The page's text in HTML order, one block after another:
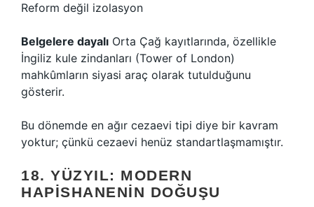
Reform değil izolasyon
Belgelere dayalı Orta Çağ kayıtlarında, özellikle
İngiliz kule zindanları (Tower of London)
mahkûmların siyasi araç olarak tutulduğunu
gösterir.
Bu dönemde en ağır cezaevi tipi diye bir kavram
yoktur; çünkü cezaevi henüz standartlaşmamıştır.
18. YÜZYIL: MODERN
HAPISHANENIN DOĞUŞU